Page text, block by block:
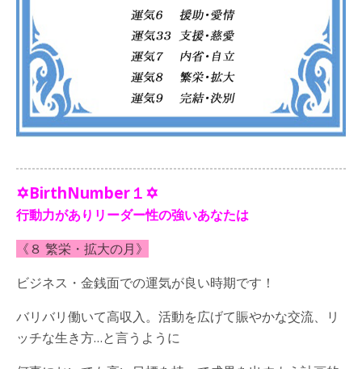
✡BirthNumber１✡
行動力がありリーダー性の強いあなたは
《８ 繁栄・拡大の月》
ビジネス・金銭面での運気が良い時期です！
バリバリ働いて高収入。活動を広げて賑やかな交流、リ
ッチな生き方…と言うように